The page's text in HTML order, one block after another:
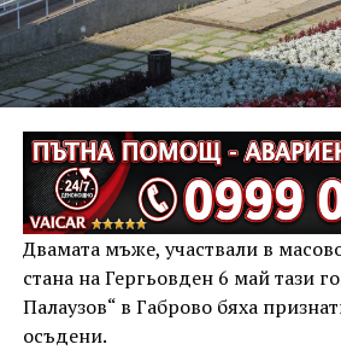
Двамата мъже, участвали в
стана на Гергьовден 6 май тази
Палаузов“ в Габрово бяха
осъдени.